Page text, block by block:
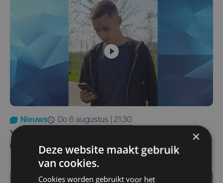
Nieuws
do 6 augustus | 21:30
Yaro (19), slachtoffer van vechtpartij, is na
maandenlange coma overleden
×
Deze website maakt gebruik
van cookies.
Cookies worden gebruikt voor het